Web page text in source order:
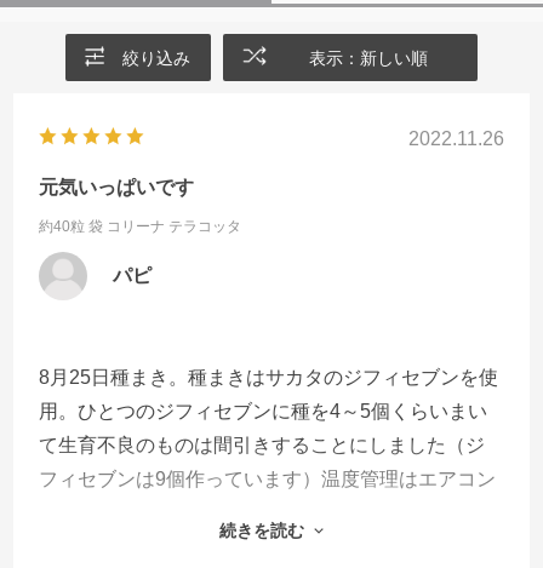
絞り込み 表示：新しい順
2022.11.26
元気いっぱいです
約40粒 袋 コリーナ テラコッタ
パピ
8月25日種まき。種まきはサカタのジフィセブンを使
用。ひとつのジフィセブンに種を4～5個くらいまい
て生育不良のものは間引きすることにしました（ジ
フィセブンは9個作っています）温度管理はエアコン
き、凍らせたペットボトルを入れて朝晩交換しま
続きを読む